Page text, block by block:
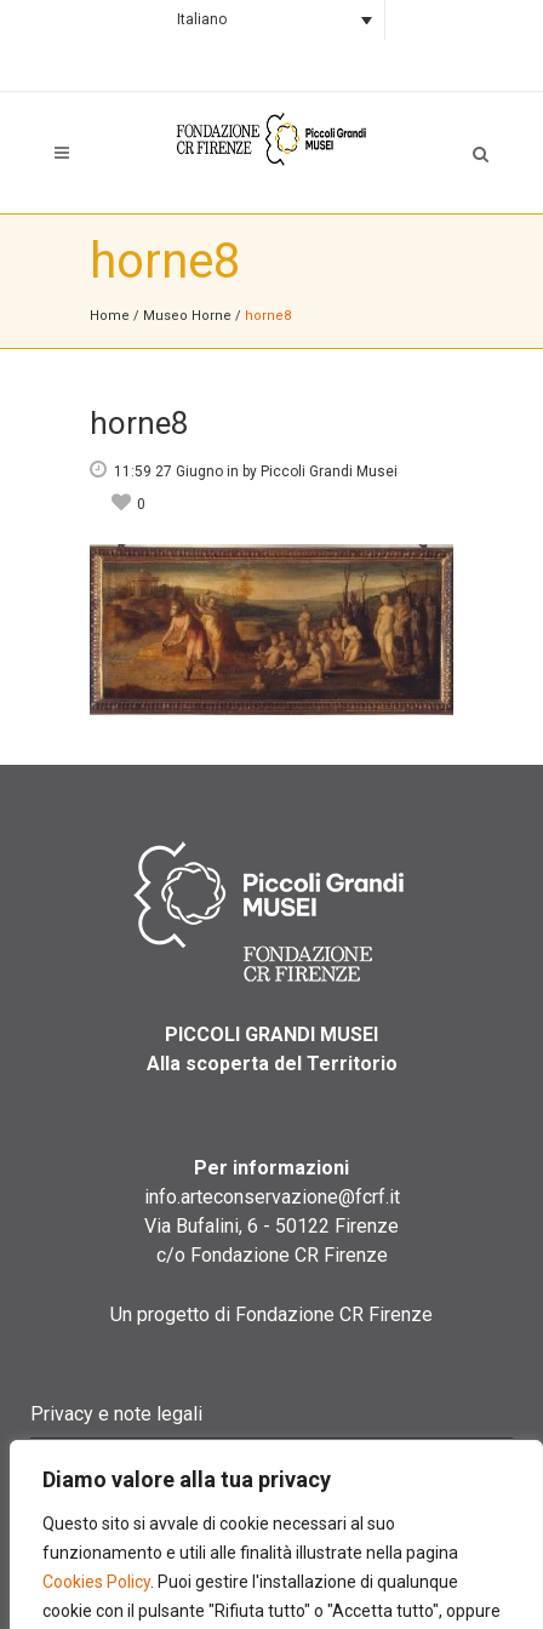
Diamo valore alla tua privacy
Questo sito si avvale di cookie necessari al suo
funzionamento e utili alle finalità illustrate nella pagina
Cookies Policy. Puoi gestire l'installazione di qualunque
cookie con il pulsante "Rifiuta tutto" o "Accetta tutto", oppure
Italiano
horne8
Home / Museo Horne / horne8
horne8
11:59 27 Giugno in by Piccoli Grandi Musei
0
PICCOLI GRANDI MUSEI
Alla scoperta del Territorio
Per informazioni
info.arteconservazione@fcrf.it
Via Bufalini, 6 - 50122 Firenze
c/o Fondazione CR Firenze
Un progetto di Fondazione CR Firenze
Privacy e note legali
Cookie policy
Contatti